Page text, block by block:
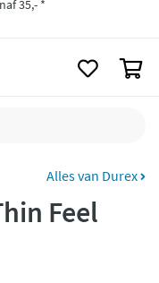
Alles van Durex
Feel